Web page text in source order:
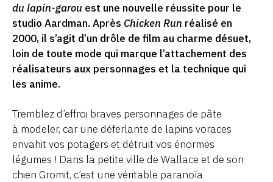
du lapin-garou est une nouvelle réussite pour le
studio Aardman. Après Chicken Run réalisé en
2000, il s’agit d’un drôle de film au charme désuet,
loin de toute mode qui marque l’attachement des
réalisateurs aux personnages et la technique qui
les anime.
Tremblez d’effroi braves personnages de pâte
à modeler, car une déferlante de lapins voraces
envahit vos potagers et détruit vos énormes
légumes ! Dans la petite ville de Wallace et de son
chien Gromit, c’est une véritable paranoïa